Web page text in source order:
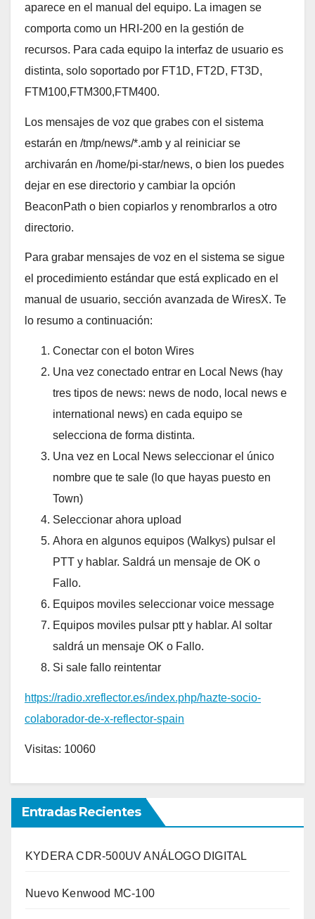
aparece en el manual del equipo. La imagen se
comporta como un HRI-200 en la gestión de
recursos. Para cada equipo la interfaz de usuario es
distinta, solo soportado por FT1D, FT2D, FT3D,
FTM100,FTM300,FTM400.
Los mensajes de voz que grabes con el sistema
estarán en /tmp/news/*.amb y al reiniciar se
archivarán en /home/pi-star/news, o bien los puedes
dejar en ese directorio y cambiar la opción
BeaconPath o bien copiarlos y renombrarlos a otro
directorio.
Para grabar mensajes de voz en el sistema se sigue
el procedimiento estándar que está explicado en el
manual de usuario, sección avanzada de WiresX. Te
lo resumo a continuación:
Conectar con el boton Wires
Una vez conectado entrar en Local News (hay
tres tipos de news: news de nodo, local news e
international news) en cada equipo se
selecciona de forma distinta.
Una vez en Local News seleccionar el único
nombre que te sale (lo que hayas puesto en
Town)
Seleccionar ahora upload
Ahora en algunos equipos (Walkys) pulsar el
PTT y hablar. Saldrá un mensaje de OK o
Fallo.
Equipos moviles seleccionar voice message
Equipos moviles pulsar ptt y hablar. Al soltar
saldrá un mensaje OK o Fallo.
Si sale fallo reintentar
https://radio.xreflector.es/index.php/hazte-socio-
colaborador-de-x-reflector-spain
Visitas: 10060
Entradas Recientes
KYDERA CDR-500UV ANÁLOGO DIGITAL
Nuevo Kenwood MC-100